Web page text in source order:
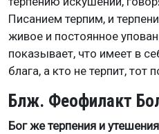
Писанием терпим, и
живое и постоянное
показывает, что имеет в
блага, а кто не терпит, тот
Блж. Феофилакт
Бог же терпения и